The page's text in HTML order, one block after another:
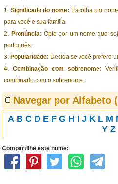
Significado do nome: Escolha um
para você e sua família.
Pronúncia: Opte por um nome que
português.
Popularidade: Decida se você prefere
Combinação com sobrenome:
combinado com o sobrenome.
Navegar por Alfabeto
A B C D E F G H I J K L M
Y Z
Compartilhe este nome: